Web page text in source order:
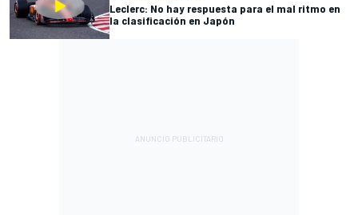
Leclerc: No hay respuesta para el mal ritmo en
la clasificación en Japón